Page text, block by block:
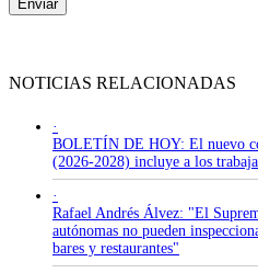
Enviar
NOTICIAS RELACIONADAS
·
BOLETÍN DE HOY: El nuevo
(2026-2028) incluye a los
·
Rafael Andrés Álvez: "El
autónomas no pueden
bares y restaurantes"